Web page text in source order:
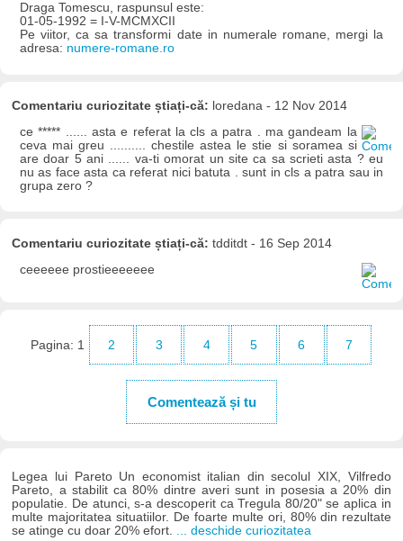
Draga Tomescu, raspunsul este:
01-05-1992 = I-V-MCMXCII
Pe viitor, ca sa transformi date in numerale romane, mergi la
adresa: numere-romane.ro
Comentariu curiozitate știați-că: loredana - 12 Nov 2014
ce ***** ...... asta e referat la cls a patra . ma gandeam la
ceva mai greu .......... chestile astea le stie si soramea si
are doar 5 ani ...... va-ti omorat un site ca sa scrieti asta ? eu
nu as face asta ca referat nici batuta . sunt in cls a patra sau in
grupa zero ?
Comentariu curiozitate știați-că: tdditdt - 16 Sep 2014
ceeeeee prostieeeeeee
Pagina: 1 2 3 4 5 6 7
Comentează și tu
Legea lui Pareto Un economist italian din secolul XIX, Vilfredo
Pareto, a stabilit ca 80% dintre averi sunt in posesia a 20% din
populatie. De atunci, s-a descoperit ca Tregula 80/20" se aplica in
multe majoritatea situatiilor. De foarte multe ori, 80% din rezultate
se atinge cu doar 20% efort. ... deschide curiozitatea